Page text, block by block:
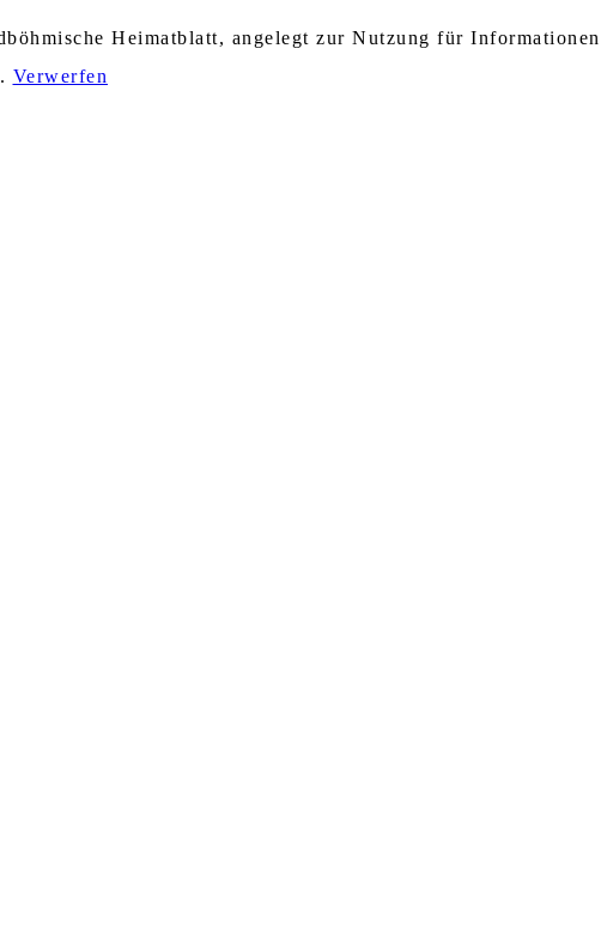
Heimatblatt, angelegt zur Nutzung für
Verwerfen